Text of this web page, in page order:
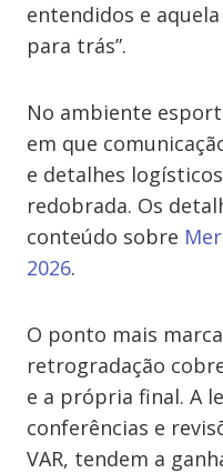
entendidos e
para trás”.
No ambiente
em que
e detalhes
redobrada. Os
conteúdo sobre
2026.
O ponto mais
retrogradação
e a própria final. A
conferências e
VAR, tendem a